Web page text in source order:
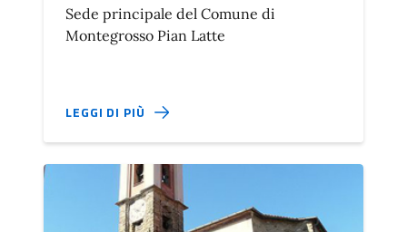
Sede principale del Comune di
Montegrosso Pian Latte
LEGGI DI PIÙ